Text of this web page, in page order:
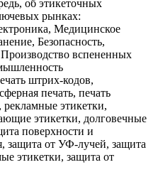
об этикеточных
рынках:
Медицинское
Безопасность,
вспененных
штрих-кодов,
печать, печать
этикетки,
этикетки, долговечные
поверхности и
защита от УФ-лучей, защита
этикетки, защита от